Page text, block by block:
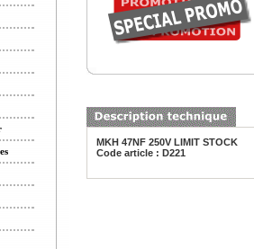
MKH 47NF 250V LIMIT STOCK
Code article : D221